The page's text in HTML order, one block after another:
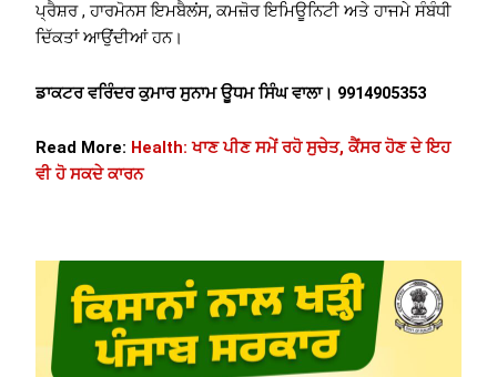
ਪ੍ਰੈਸ਼ਰ , ਹਾਰਮੋਨਸ ਇਮਬੈਲਂਸ, ਕਮਜ਼ੋਰ ਇਮਿਊਨਿਟੀ ਅਤੇ ਹਾਜਮੇ ਸੰਬੰਧੀ
ਦਿੱਕਤਾਂ ਆਉਂਦੀਆਂ ਹਨ।
ਡਾਕਟਰ ਵਰਿੰਦਰ ਕੁਮਾਰ ਸੁਨਾਮ ਊਧਮ ਸਿੰਘ ਵਾਲਾ। 9914905353
Read More: Health: ਖਾਣ ਪੀਣ ਸਮੇਂ ਰਹੋ ਸੁਚੇਤ, ਕੈਂਸਰ ਹੋਣ ਦੇ ਇਹ
ਵੀ ਹੋ ਸਕਦੇ ਕਾਰਨ